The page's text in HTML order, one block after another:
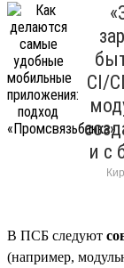
CI/
и с
В ПСБ следуют
(например,